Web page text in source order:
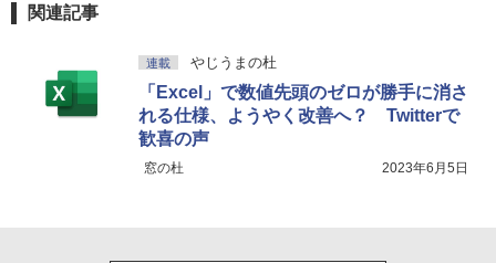
On My Road (Stadium ver.)
￥250
コカ・コーラ やかんの麦茶 from 爽健美茶 ラ
ベルレス 650mlPET×24本
スーパーの裏でヤニ吸うふたり 9巻 (デジタル
版ビッグガンガンコミックス)
￥810
関連記事
連載 やじうまの杜
「Excel」で数値先頭のゼロが勝手に消さ
れる仕様、ようやく改善へ？ Twitterで
歓喜の声
窓の杜 2023年6月5日